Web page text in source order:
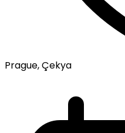
Prague, Çekya